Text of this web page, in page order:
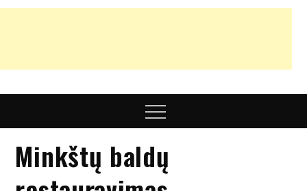
nuomonės
Menu
Minkštų baldų